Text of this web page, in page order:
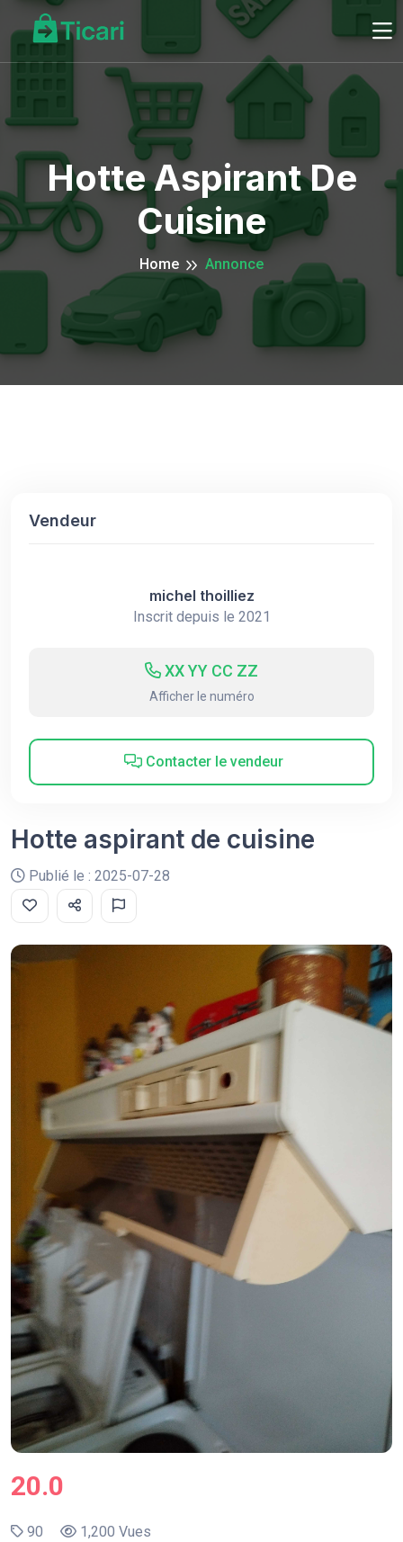
Hotte Aspirant De
Cuisine
Home Annonce
Vendeur
michel thoilliez
Inscrit depuis le 2021
XX YY CC ZZ
Afficher le numéro
Contacter le vendeur
Hotte aspirant de cuisine
Publié le : 2025-07-28
20.0
90
1,200 Vues